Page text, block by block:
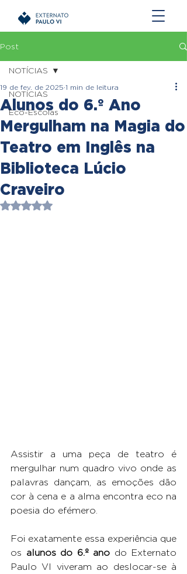
Post
NOTÍCIAS
Eco-Escolas
NOTÍCIAS
Alunos do 6.º Ano
Mergulham na Magia do
Teatro em Inglês na
Biblioteca Lúcio
Craveiro
19 de fev. de 2025 1 min de leitura
Avaliado com NaN de 5 estrelas.
Assistir a uma peça de teatro é
mergulhar num quadro vivo onde as
palavras dançam, as emoções dão
cor à cena e a alma encontra eco na
poesia do efémero.
Foi exatamente essa experiência que
os alunos do 6.º ano do Externato
Paulo VI viveram ao deslocar-se à